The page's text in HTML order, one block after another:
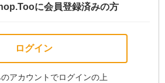
に会員登録済みの方
ログイン
アカウントでログインの上